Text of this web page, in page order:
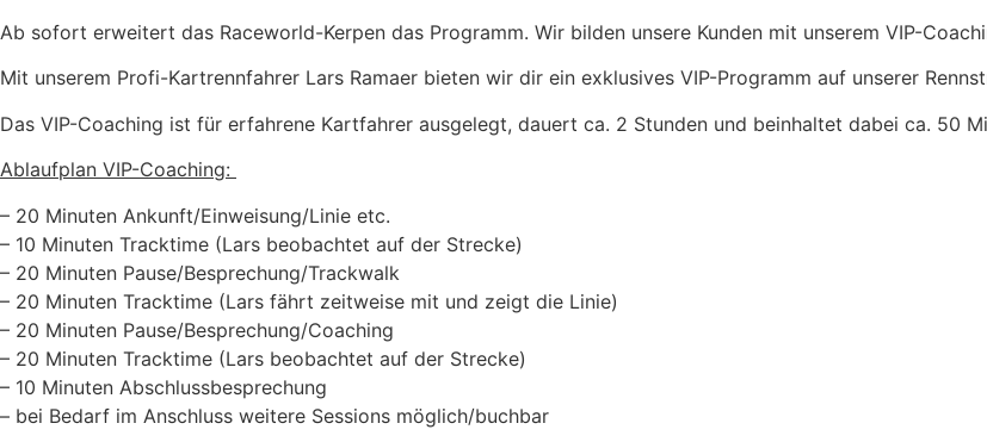
Ab sofort erweitert das Raceworld-Kerpen das Programm. Wir bilden unsere Kunden mit unserem VIP-
Mit unserem Profi-Kartrennfahrer Lars Ramaer bieten wir dir ein exklusives VIP-Programm auf unserer
Das VIP-Coaching ist für erfahrene Kartfahrer ausgelegt, dauert ca. 2 Stunden und beinhaltet dabei ca. 50
Ablaufplan VIP-Coaching:
– 20 Minuten Ankunft/Einweisung/Linie etc.
– 10 Minuten Tracktime (Lars beobachtet auf der Strecke)
– 20 Minuten Pause/Besprechung/Trackwalk
– 20 Minuten Tracktime (Lars fährt zeitweise mit und zeigt die Linie)
– 20 Minuten Pause/Besprechung/Coaching
– 20 Minuten Tracktime (Lars beobachtet auf der Strecke)
– 10 Minuten Abschlussbesprechung
– bei Bedarf im Anschluss weitere Sessions möglich/buchbar